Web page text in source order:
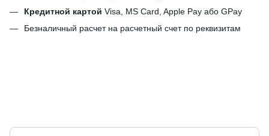
Кредитной картой Visa, MS Card, Apple Pay або GPay
Безналичный расчет на расчетный счет по реквизитам